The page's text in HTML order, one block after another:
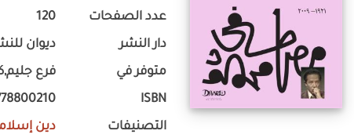
عدد الصفحات 120
دار النشر ديوان
متوفر في فرع
ISBN
التصنيفات دين